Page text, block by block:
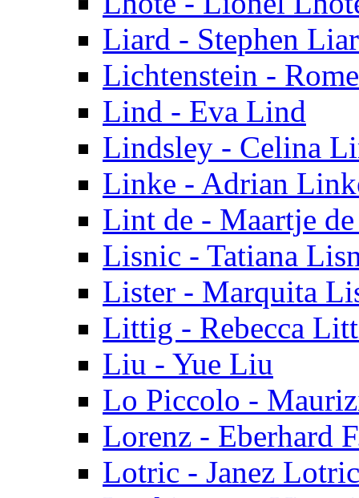
Liard - Stephen
Lichtenstein -
Lind - Eva Lind
Lindsley - Celina
Linke - Adrian
Lint de - Maartje
Lisnic - Tatiana
Lister - Marquita
Littig - Rebecca
Liu - Yue Liu
Lo Piccolo -
Lorenz - Eberhard
Lotric - Janez Lotric